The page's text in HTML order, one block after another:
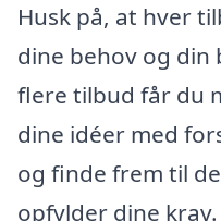
Husk på, at hver
dine behov og din
flere tilbud får du
dine idéer med
og finde frem til
opfylder dine